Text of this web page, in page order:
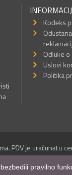
Kodeks
Odluke o
Uslovi
Politika
PDV je uračunat u
prava su zadržana.
prodavnice,
pravilno